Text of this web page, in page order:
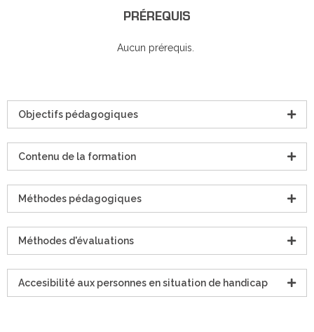
PRÉREQUIS
Aucun prérequis.
Objectifs pédagogiques
Contenu de la formation
Méthodes pédagogiques
Méthodes d'évaluations
Accesibilité aux personnes en situation de handicap